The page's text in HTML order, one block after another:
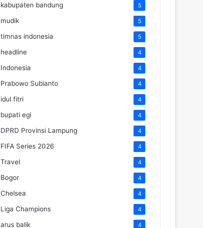
kabupaten bandung 5
mudik 5
timnas indonesia 5
headline 4
Indonesia 4
Prabowo Subianto 4
idul fitri 4
bupati egi 4
DPRD Provinsi Lampung 4
FIFA Series 2026 4
Travel 4
Bogor 4
Chelsea 4
Liga Champions 4
arus balik 4